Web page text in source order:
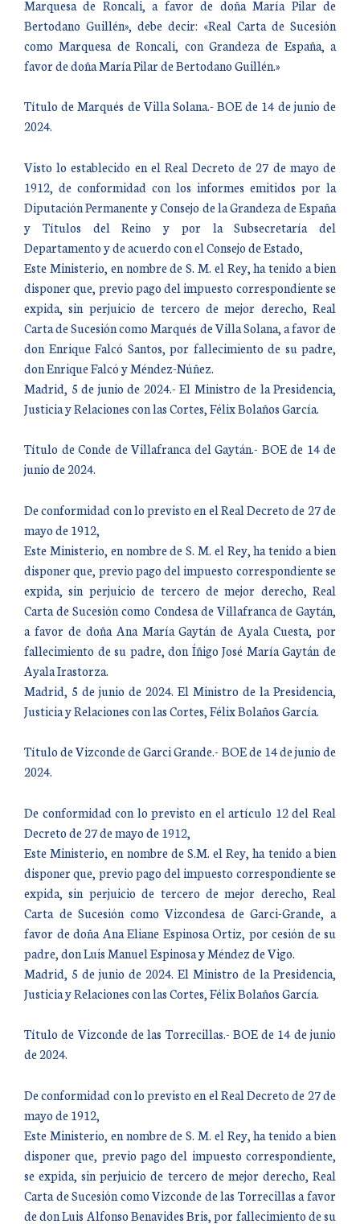
Marquesa de Roncali, a favor de doña María Pilar de
Bertodano Guillén», debe decir: «Real Carta de Sucesión
como Marquesa de Roncali, con Grandeza de España, a
favor de doña María Pilar de Bertodano Guillén.»
Título de Marqués de Villa Solana.- BOE de 14 de junio de
2024.
Visto lo establecido en el Real Decreto de 27 de mayo de
1912, de conformidad con los informes emitidos por la
Diputación Permanente y Consejo de la Grandeza de España
y Títulos del Reino y por la Subsecretaría del
Departamento y de acuerdo con el Consejo de Estado,
Este Ministerio, en nombre de S. M. el Rey, ha tenido a bien
disponer que, previo pago del impuesto correspondiente se
expida, sin perjuicio de tercero de mejor derecho, Real
Carta de Sucesión como Marqués de Villa Solana, a favor de
don Enrique Falcó Santos, por fallecimiento de su padre,
don Enrique Falcó y Méndez-Núñez.
Madrid, 5 de junio de 2024.- El Ministro de la Presidencia,
Justicia y Relaciones con las Cortes, Félix Bolaños García.
Título de Conde de Villafranca del Gaytán.- BOE de 14 de
junio de 2024.
De conformidad con lo previsto en el Real Decreto de 27 de
mayo de 1912,
Este Ministerio, en nombre de S. M. el Rey, ha tenido a bien
disponer que, previo pago del impuesto correspondiente se
expida, sin perjuicio de tercero de mejor derecho, Real
Carta de Sucesión como Condesa de Villafranca de Gaytán,
a favor de doña Ana María Gaytán de Ayala Cuesta, por
fallecimiento de su padre, don Íñigo José María Gaytán de
Ayala Irastorza.
Madrid, 5 de junio de 2024. El Ministro de la Presidencia,
Justicia y Relaciones con las Cortes, Félix Bolaños García.
Título de Vizconde de Garci Grande.- BOE de 14 de junio de
2024.
De conformidad con lo previsto en el artículo 12 del Real
Decreto de 27 de mayo de 1912,
Este Ministerio, en nombre de S.M. el Rey, ha tenido a bien
disponer que, previo pago del impuesto correspondiente se
expida, sin perjuicio de tercero de mejor derecho, Real
Carta de Sucesión como Vizcondesa de Garci-Grande, a
favor de doña Ana Eliane Espinosa Ortiz, por cesión de su
padre, don Luis Manuel Espinosa y Méndez de Vigo.
Madrid, 5 de junio de 2024. El Ministro de la Presidencia,
Justicia y Relaciones con las Cortes, Félix Bolaños García.
Título de Vizconde de las Torrecillas.- BOE de 14 de junio
de 2024.
De conformidad con lo previsto en el Real Decreto de 27 de
mayo de 1912,
Este Ministerio, en nombre de S. M. el Rey, ha tenido a bien
disponer que, previo pago del impuesto correspondiente,
se expida, sin perjuicio de tercero de mejor derecho, Real
Carta de Sucesión como Vizconde de las Torrecillas a favor
de don Luis Alfonso Benavides Bris, por fallecimiento de su